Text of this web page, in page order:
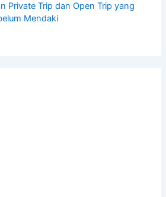
Private Trip dan Open Trip yang
Mendaki